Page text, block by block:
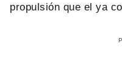
propulsión que el ya